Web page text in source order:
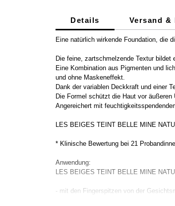
Details Versand &
Eine natürlich wirkende Foundation, die
Die feine, zartschmelzende Textur bildet
Eine Kombination aus Pigmenten und
und ohne Maskeneffekt.
Dank der variablen Deckkraft und einer
Die Formel schützt die Haut vor äußeren
Angereichert mit
LES BEIGES TEINT BELLE MINE
* Klinische Bewertung bei 21
Anwendung:
LES BEIGES TEINT BELLE MINE
- mit den Fingerspitzen von der